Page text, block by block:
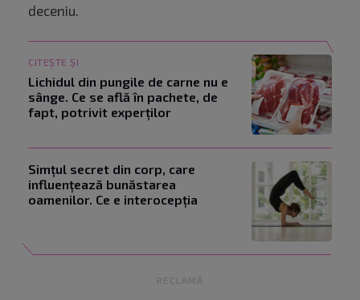
deceniu.
CITEȘTE ȘI
Lichidul din pungile de carne nu e
sânge. Ce se află în pachete, de
fapt, potrivit experților
Simțul secret din corp, care
influențează bunăstarea
oamenilor. Ce e interocepția
RECLAMĂ